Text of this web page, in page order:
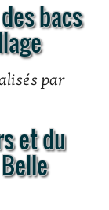
bacs
par
et du